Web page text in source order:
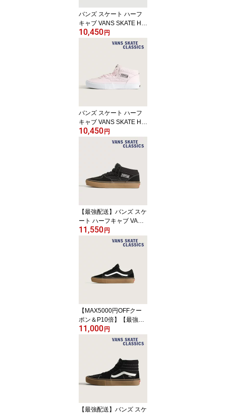
バンズ スケート ハーフ
キャブ VANS SKATE HA
LF CAB VN0A5FCDCL6
メンズ レディース スニ
ーカー ヴァンズ スケシ
ラウン US企画 プロ SKA
TEBOARDING PRO
10,450円
バンズ スケート ハーフ
キャブ VANS SKATE HA
LF CAB VN0A5FCDY3K
メンズ レディース スニ
ーカー ヴァンズ スケシ
US企画 プロ SKATEBOA
RDING PRO
10,450円
【最強配送】バンズ スケ
ート ハーフキャブ VANS
SKATE HALF CAB VN0A
5FCDB9K メンズ レディ
ース スニーカー ヴァン
黒白 定番ガムソール US
企画 プロ SKATEBOARD
ING PRO
11,550円
【MAX5000円OFFクー
ポン＆P10倍】【最強配
送】バンズ スケート オ
ールドスクール VANS S
KATE OLD SKOOL VN00
ース ヴァンズ スニーカ
ー スケシュー 黒白ガム
ソール US企画 PRO
11,000円
【最強配送】バンズ スケ